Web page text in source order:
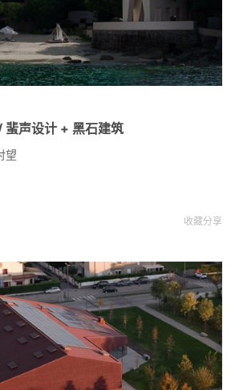
蜚声设计 + 黑石建筑
望
收藏分享